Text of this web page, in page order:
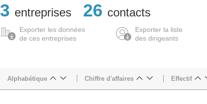
3 entreprises 26 contacts
Exporter les données
de ces entreprises
Exporter la liste
des dirigeants
Alphabétique Chiffre d'affaires Effectif